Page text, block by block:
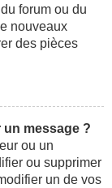
forum ou du
nouveaux
des pièces
message ?
ou un
ou supprimer
un de vos